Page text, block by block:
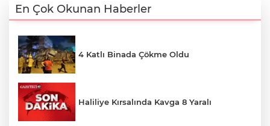
En Çok Okunan Haberler
4 Katlı Binada Çökme Oldu
Haliliye Kırsalında Kavga 8 Yaralı